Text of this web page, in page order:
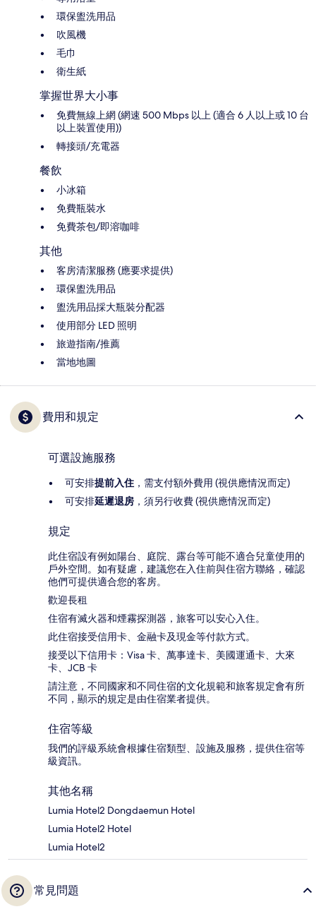
環保盥洗用品
吹風機
毛巾
衛生紙
掌握世界大小事
免費無線上網 (網速 500 Mbps 以上 (適合 6 人以上或 10 台
以上裝置使用))
轉接頭/充電器
餐飲
小冰箱
免費瓶裝水
免費茶包/即溶咖啡
其他
客房清潔服務 (應要求提供)
環保盥洗用品
盥洗用品採大瓶裝分配器
使用部分 LED 照明
旅遊指南/推薦
當地地圖
費用和規定
可選設施服務
可安排提前入住 ，需支付額外費用 (視供應情況而定)
可安排延遲退房 ，須另行收費 (視供應情況而定)
規定
此住宿設有例如陽台、庭院、露台等可能不適合兒童使用的
戶外空間。如有疑慮，建議您在入住前與住宿方聯絡，確認
他們可提供適合您的客房。
歡迎長租
住宿有滅火器和煙霧探測器，旅客可以安心入住。
此住宿接受信用卡、金融卡及現金等付款方式。
接受以下信用卡：Visa 卡、萬事達卡、美國運通卡、大來
卡、JCB 卡
請注意，不同國家和不同住宿的文化規範和旅客規定會有所
不同，顯示的規定是由住宿業者提供。
住宿等級
我們的評級系統會根據住宿類型、設施及服務，提供住宿等
級資訊。
其他名稱
Lumia Hotel2 Dongdaemun Hotel
Lumia Hotel2 Hotel
Lumia Hotel2
常見問題